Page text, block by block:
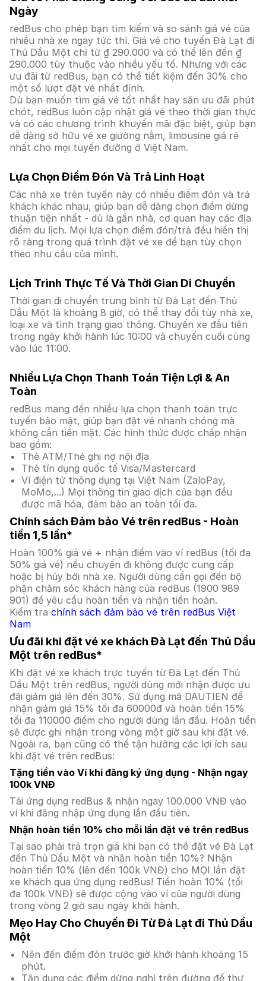
Ngày
redBus cho phép bạn tìm kiếm và so sánh giá vé của
nhiều nhà xe ngay tức thì. Giá vé cho tuyến Đà Lạt đi
Thủ Dầu Một chỉ từ ₫ 290.000 và có thể lên đến ₫
290.000 tùy thuộc vào nhiều yếu tố. Nhưng với các
ưu đãi từ redBus, bạn có thể tiết kiệm đến 30% cho
một số lượt đặt vé nhất định.
Dù bạn muốn tìm giá vé tốt nhất hay săn ưu đãi phút
chót, redBus luôn cập nhật giá vé theo thời gian thực
và có các chương trình khuyến mãi đặc biệt, giúp bạn
dễ dàng sở hữu vé xe giường nằm, limousine giá rẻ
nhất cho mọi tuyến đường ở Việt Nam.
Lựa Chọn Điểm Đón Và Trả Linh Hoạt
Các nhà xe trên tuyến này có nhiều điểm đón và trả
khách khác nhau, giúp bạn dễ dàng chọn điểm dừng
thuận tiện nhất - dù là gần nhà, cơ quan hay các địa
điểm du lịch. Mọi lựa chọn điểm đón/trả đều hiển thị
rõ ràng trong quá trình đặt vé xe để bạn tùy chọn
theo nhu cầu của mình.
Lịch Trình Thực Tế Và Thời Gian Di Chuyển
Thời gian di chuyển trung bình từ Đà Lạt đến Thủ
Dầu Một là khoảng 8 giờ, có thể thay đổi tùy nhà xe,
loại xe và tình trạng giao thông. Chuyến xe đầu tiên
trong ngày khởi hành lúc 10:00 và chuyến cuối cùng
vào lúc 11:00.
Nhiều Lựa Chọn Thanh Toán Tiện Lợi & An
Toàn
redBus mang đến nhiều lựa chọn thanh toán trực
tuyến bảo mật, giúp bạn đặt vé nhanh chóng mà
không cần tiền mặt. Các hình thức được chấp nhận
bao gồm:
Thẻ ATM/Thẻ ghi nợ nội địa
Thẻ tín dụng quốc tế Visa/Mastercard
Ví điện tử thông dụng tại Việt Nam (ZaloPay,
MoMo,...) Mọi thông tin giao dịch của bạn đều
được mã hóa, đảm bảo an toàn tối đa.
Chính sách Đảm bảo Vé trên redBus - Hoàn
tiền 1,5 lần*
Hoàn 100% giá vé + nhận điểm vào ví redBus (tối đa
50% giá vé) nếu chuyến đi không được cung cấp
hoặc bị hủy bởi nhà xe. Người dùng cần gọi đến bộ
phận chăm sóc khách hàng của redBus (1900 989
901) để yêu cầu hoàn tiền và nhận tiền hoàn.
Kiểm tra chính sách đảm bảo vé trên redBus Việt
Nam
Ưu đãi khi đặt vé xe khách Đà Lạt đến Thủ Dầu
Một trên redBus*
Khi đặt vé xe khách trực tuyến từ Đà Lạt đến Thủ
Dầu Một trên redBus, người dùng mới nhận được ưu
đãi giảm giá lên đến 30%. Sử dụng mã DAUTIEN để
nhận giảm giá 15% tối đa 60000đ và hoàn tiền 15%
tối đa 110000 điểm cho người dùng lần đầu. Hoàn tiền
sẽ được ghi nhận trong vòng một giờ sau khi đặt vé.
Ngoài ra, bạn cũng có thể tận hưởng các lợi ích sau
khi đặt vé trên redBus:
Tặng tiền vào Ví khi đăng ký ứng dụng - Nhận ngay
100k VNĐ
Tải ứng dụng redBus & nhận ngay 100.000 VNĐ vào
ví khi đăng nhập ứng dụng lần đầu tiên.
Nhận hoàn tiền 10% cho mỗi lần đặt vé trên redBus
Tại sao phải trả trọn giá khi bạn có thể đặt vé Đà Lạt
đến Thủ Dầu Một và nhận hoàn tiền 10%? Nhận
hoàn tiền 10% (lên đến 100k VNĐ) cho MỌI lần đặt
xe khách qua ứng dụng redBus! Tiền hoàn 10% (tối
đa 100k VNĐ) sẽ được cộng vào ví của người dùng
trong vòng 2 giờ sau ngày khởi hành.
Mẹo Hay Cho Chuyến Đi Từ Đà Lạt đi Thủ Dầu
Một
Nên đến điểm đón trước giờ khởi hành khoảng 15
phút.
Tận dụng các điểm dừng nghỉ trên đường để thư